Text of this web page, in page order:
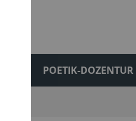
POETIK-DOZENTUR